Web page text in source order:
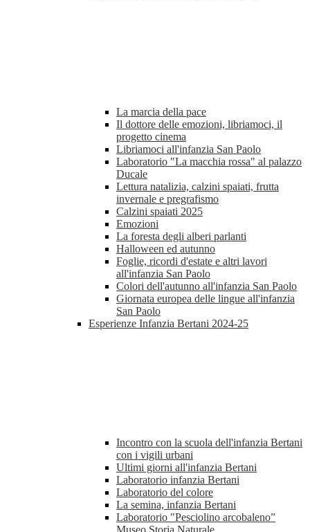
La marcia della pace
Il dottore delle emozioni, libriamoci, il
progetto cinema
Libriamoci all'infanzia San Paolo
Laboratorio "La macchia rossa" al palazzo
Ducale
Lettura natalizia, calzini spaiati, frutta
invernale e pregrafismo
Calzini spaiati 2025
Emozioni
La foresta degli alberi parlanti
Halloween ed autunno
Foglie, ricordi d'estate e altri lavori
all'infanzia San Paolo
Colori dell'autunno all'infanzia San Paolo
Giornata europea delle lingue all'infanzia
San Paolo
Esperienze Infanzia Bertani 2024-25
Incontro con la scuola dell'infanzia Bertani
con i vigili urbani
Ultimi giorni all'infanzia Bertani
Laboratorio infanzia Bertani
Laboratorio del colore
La semina, infanzia Bertani
Laboratorio "Pesciolino arcobaleno”